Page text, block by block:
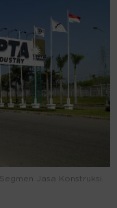
Jasa Konstruksi.